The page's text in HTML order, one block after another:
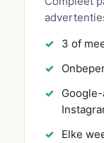
3 of
Elke